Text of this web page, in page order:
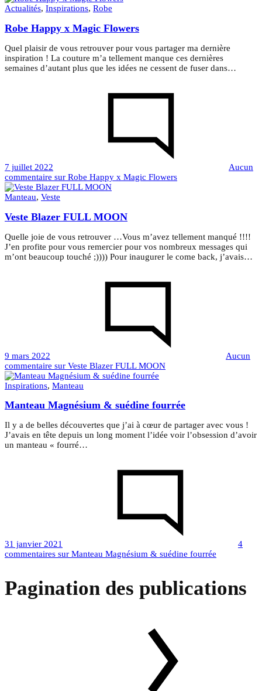
Actualités, Inspirations, Robe
Robe Happy x Magic Flowers
Quel plaisir de vous retrouver pour vous partager ma dernière
inspiration ! La couture m’a tellement manque ces dernières
semaines d’autant plus que les idées ne cessent de fuser dans…
7 juillet 2022
Aucun
commentaire sur Robe Happy x Magic Flowers
Manteau, Veste
Veste Blazer FULL MOON
Quelle joie de vous retrouver …Vous m’avez tellement manqué !!!!
J’en profite pour vous remercier pour vos nombreux messages qui
m’ont beaucoup touché ;)))) Pour inaugurer le come back, j’avais…
9 mars 2022
Aucun
commentaire sur Veste Blazer FULL MOON
Inspirations, Manteau
Manteau Magnésium & suédine fourrée
Il y a de belles découvertes que j’ai à cœur de partager avec vous !
J’avais en tête depuis un long moment l’idée voir l’obsession d’avoir
un manteau « fourré…
31 janvier 2021
4
commentaires sur Manteau Magnésium & suédine fourrée
Pagination des publications